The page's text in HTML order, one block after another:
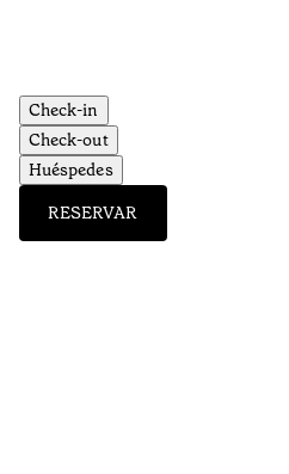
Check-in
Check-out
Huéspedes
RESERVAR